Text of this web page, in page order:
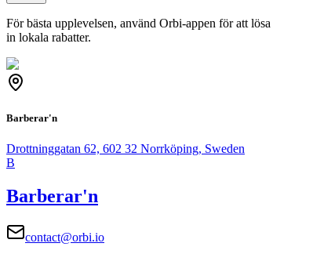
För bästa upplevelsen, använd Orbi-appen för att lösa
in lokala rabatter.
Barberar'n
Drottninggatan 62, 602 32 Norrköping, Sweden
B
Barberar'n
contact@orbi.io